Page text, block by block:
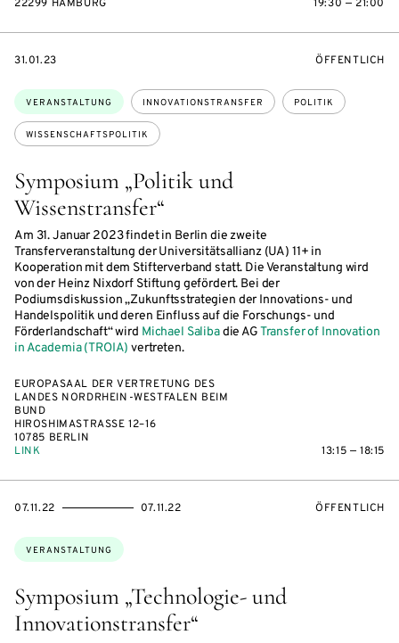
22299 HAMBURG 19:30 — 21:00
Symposium „Politik und
Wissenstransfer“
Am 31. Januar 2023 findet in Berlin die zweite
Transferveranstaltung der Universitätsallianz (UA) 11+ in
Kooperation mit dem Stifterverband statt. Die Veranstaltung wird
von der Heinz Nixdorf Stiftung gefördert. Bei der
Podiumsdiskussion „Zukunftsstrategien der Innovations- und
Handelspolitik und deren Einfluss auf die Forschungs- und
Förderlandschaft“ wird Michael Salibadie AGTransfer of Innovation
in Academia (TROIA) vertreten.
Themen:
VERANSTALTUNG INNOVATIONSTRANSFER POLITIK
WISSENSCHAFTSPOLITIK
EVENTBEGINSON
31.01.23 ÖFFENTLICH
EUROPASAAL DER VERTRETUNG DES
LANDES NORDRHEIN-WESTFALEN BEIM
BUND
HIROSHIMASTRASSE 12–16
10785 BERLIN
LINK
13:15 — 18:15
Symposium „Technologie- und
Innovationstransfer“
Themen:
VERANSTALTUNG
EVENTBEGINSON
07.11.22
EVENTENDSON 07.11.22 ÖFFENTLICH